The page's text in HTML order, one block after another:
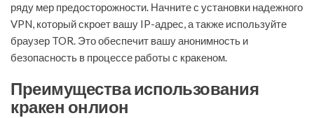
ряду мер предосторожности. Начните с установки надежного
VPN, который скроет вашу IP-адрес, а также используйте
браузер TOR. Это обеспечит вашу анонимность и
безопасность в процессе работы с кракеном.
Преимущества использования
кракен онлион